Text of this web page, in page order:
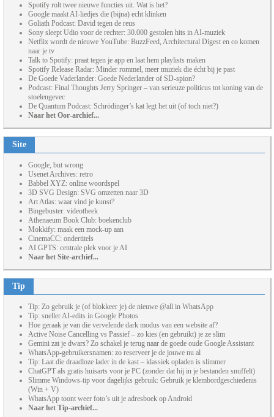
Spotify rolt twee nieuwe functies uit. Wat is het?
Google maakt AI-liedjes die (bijna) echt klinken
Goliath Podcast: David tegen de reus
Sony sleept Udio voor de rechter: 30.000 gestolen hits in AI-muziek
Netflix wordt de nieuwe YouTube: BuzzFeed, Architectural Digest en co komen
naar je tv
Talk to Spotify: praat tegen je app en laat hem playlists maken
Spotify Release Radar: Minder rommel, meer muziek die écht bij je past
De Goede Vaderlander: Goede Nederlander of SD-spion?
Podcast: Final Thoughts Jerry Springer – van serieuze politicus tot koning van de
stoelengevec
De Quantum Podcast: Schrödinger’s kat legt het uit (of toch niet?)
Naar het Oor-archief...
Site
Google, but wrong
Usenet Archives: retro
Babbel XYZ: online woordspel
3D SVG Design: SVG omzetten naar 3D
Art Atlas: waar vind je kunst?
Bingebuster: videotheek
Athenaeum Book Club: boekenclub
Mokkify: maak een mock-up aan
CinemaCC: ondertitels
AI GPTS: centrale plek voor je AI
Naar het Site-archief...
Tip
Tip: Zo gebruik je (of blokkeer je) de nieuwe @all in WhatsApp
Tip: sneller AI-edits in Google Photos
Hoe geraak je van die vervelende dark modus van een website af?
Active Noise Cancelling vs Passief – zo kies (en gebruikt) je ze slim
Gemini zat je dwars? Zo schakel je terug naar de goede oude Google Assistant
WhatsApp-gebruikersnamen: zo reserveer je de jouwe nu al
Tip: Laat die draadloze lader in de kast – klassiek opladen is slimmer
ChatGPT als gratis huisarts voor je PC (zonder dat hij in je bestanden snuffelt)
Slimme Windows-tip voor dagelijks gebruik: Gebruik je klembordgeschiedenis
(Win + V)
WhatsApp toont weer foto’s uit je adresboek op Android
Naar het Tip-archief...